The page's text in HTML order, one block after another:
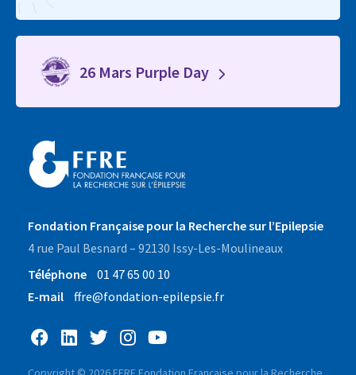
26 Mars Purple Day
Fondation Française pour la Recherche sur l’Epilepsie
4 rue Paul Besnard – 92130 Issy-Les-Moulineaux
Téléphone
01 47 65 00 10
E-mail
ffre@fondation-epilepsie.fr